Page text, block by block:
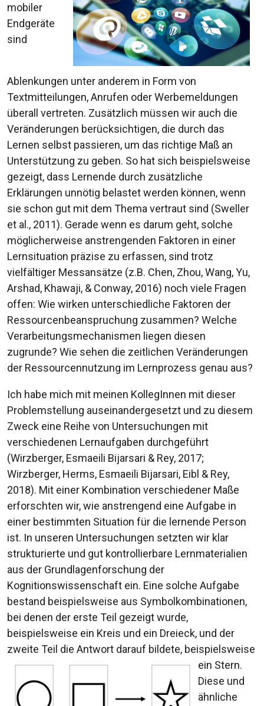
mobiler
Endgeräte
sind
Ablenkungen unter anderem in Form von
Textmitteilungen, Anrufen oder Werbemeldungen
überall vertreten. Zusätzlich müssen wir auch die
Veränderungen berücksichtigen, die durch das
Lernen selbst passieren, um das richtige Maß an
Unterstützung zu geben. So hat sich beispielsweise
gezeigt, dass Lernende durch zusätzliche
Erklärungen unnötig belastet werden können, wenn
sie schon gut mit dem Thema vertraut sind (Sweller
et al., 2011). Gerade wenn es darum geht, solche
möglicherweise anstrengenden Faktoren in einer
Lernsituation präzise zu erfassen, sind trotz
vielfältiger Messansätze (z.B. Chen, Zhou, Wang, Yu,
Arshad, Khawaji, & Conway, 2016) noch viele Fragen
offen: Wie wirken unterschiedliche Faktoren der
Ressourcenbeanspruchung zusammen? Welche
Verarbeitungsmechanismen liegen diesen
zugrunde? Wie sehen die zeitlichen Veränderungen
der Ressourcennutzung im Lernprozess genau aus?
Ich habe mich mit meinen KollegInnen mit dieser
Problemstellung auseinandergesetzt und zu diesem
Zweck eine Reihe von Untersuchungen mit
verschiedenen Lernaufgaben durchgeführt
(Wirzberger, Esmaeili Bijarsari & Rey, 2017;
Wirzberger, Herms, Esmaeili Bijarsari, Eibl & Rey,
2018). Mit einer Kombination verschiedener Maße
erforschten wir, wie anstrengend eine Aufgabe in
einer bestimmten Situation für die lernende Person
ist. In unseren Untersuchungen setzten wir klar
strukturierte und gut kontrollierbare Lernmaterialien
aus der Grundlagenforschung der
Kognitionswissenschaft ein. Eine solche Aufgabe
bestand beispielsweise aus Symbolkombinationen,
bei denen der erste Teil gezeigt wurde,
beispielsweise ein Kreis und ein Dreieck, und der
zweite Teil die Antwort darauf bildete, beispielsweise
ein Stern.
Diese und
ähnliche